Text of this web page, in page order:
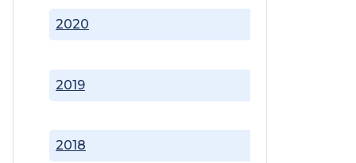
2018
2019
2020